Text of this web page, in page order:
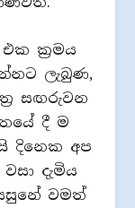
ක‍්‍රමය
ලැබුණ,
සඟරුවන
දී ම
දිනෙක අප
දැමිය
වමත්